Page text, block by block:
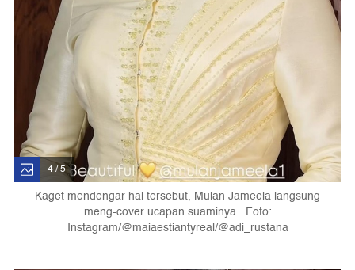
4 / 5
Kaget mendengar hal tersebut, Mulan Jameela langsung
meng-cover ucapan suaminya. Foto:
Instagram/@maiaestiantyreal/@adi_rustana